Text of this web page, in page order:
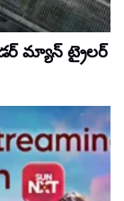
మ్యాన్ ట్రైలర్